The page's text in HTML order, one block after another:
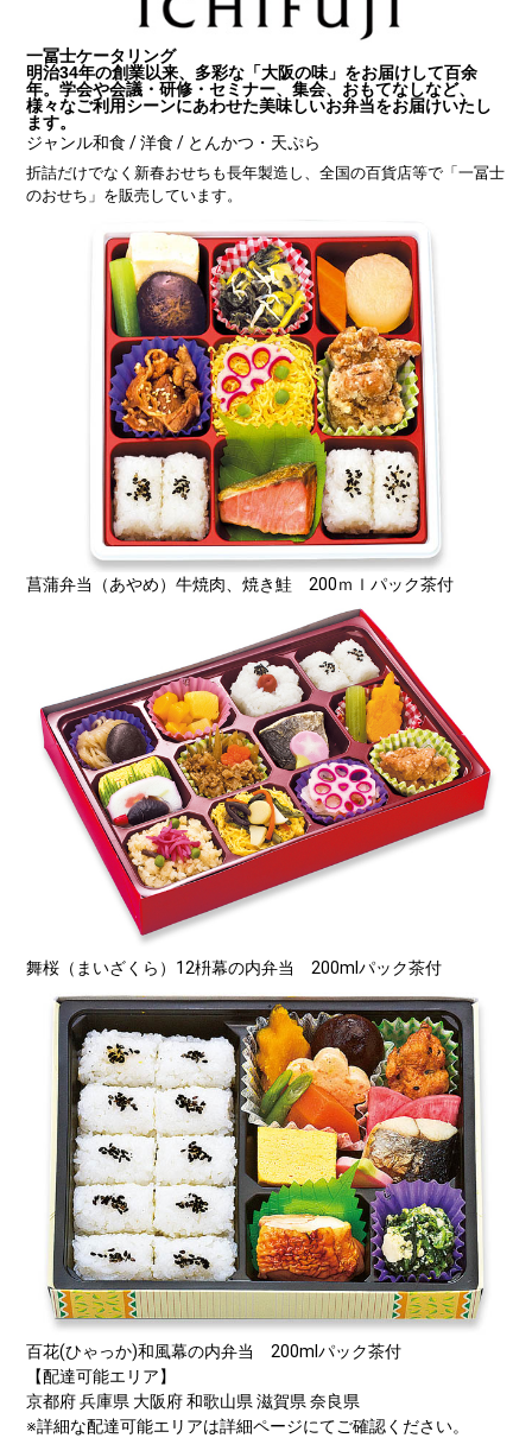
一冨士ケータリング
明治34年の創業以来、多彩な「大阪の味」をお届けして百余
年。学会や会議・研修・セミナー、集会、おもてなしなど、
様々なご利用シーンにあわせた美味しいお弁当をお届けいたし
ます。
ジャンル和食 / 洋食 / とんかつ・天ぷら
折詰だけでなく新春おせちも長年製造し、全国の百貨店等で「一冨士
のおせち」を販売しています。
菖蒲弁当（あやめ）牛焼肉、焼き鮭 200ｍｌパック茶付
舞桜（まいざくら）12枡幕の内弁当 200mlパック茶付
百花(ひゃっか)和風幕の内弁当 200mlパック茶付
【配達可能エリア】
京都府 兵庫県 大阪府 和歌山県 滋賀県 奈良県
※詳細な配達可能エリアは詳細ページにてご確認ください。